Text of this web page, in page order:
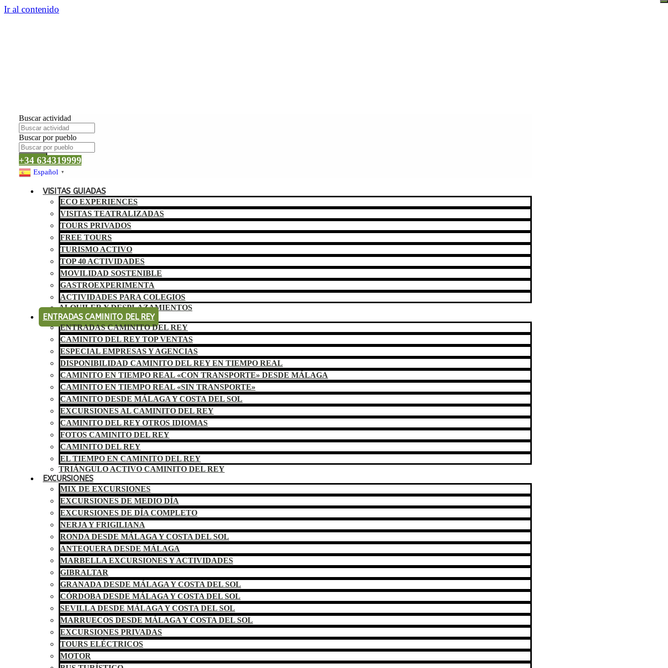
Ir al contenido
Buscar actividad
Buscar por pueblo
Buscar
+34 634319999
Español ▼
VISITAS GUIADAS
ECO EXPERIENCES
VISITAS TEATRALIZADAS
TOURS PRIVADOS
FREE TOURS
TURISMO ACTIVO
TOP 40 ACTIVIDADES
MOVILIDAD SOSTENIBLE
GASTROEXPERIMENTA
ACTIVIDADES PARA COLEGIOS
ALQUILER Y DESPLAZAMIENTOS
ENTRADAS CAMINITO DEL REY
ENTRADAS CAMINITO DEL REY
CAMINITO DEL REY TOP VENTAS
ESPECIAL EMPRESAS Y AGENCIAS
DISPONIBILIDAD CAMINITO DEL REY EN TIEMPO REAL
CAMINITO EN TIEMPO REAL «CON TRANSPORTE» DESDE MÁLAGA
CAMINITO EN TIEMPO REAL «SIN TRANSPORTE»
CAMINITO DESDE MÁLAGA Y COSTA DEL SOL
EXCURSIONES AL CAMINITO DEL REY
CAMINITO DEL REY OTROS IDIOMAS
FOTOS CAMINITO DEL REY
CAMINITO DEL REY
EL TIEMPO EN CAMINITO DEL REY
TRIÁNGULO ACTIVO CAMINITO DEL REY
EXCURSIONES
MIX DE EXCURSIONES
EXCURSIONES DE MEDIO DÍA
EXCURSIONES DE DÍA COMPLETO
NERJA Y FRIGILIANA
RONDA DESDE MÁLAGA Y COSTA DEL SOL
ANTEQUERA DESDE MÁLAGA
MARBELLA EXCURSIONES Y ACTIVIDADES
GIBRALTAR
GRANADA DESDE MÁLAGA Y COSTA DEL SOL
CÓRDOBA DESDE MÁLAGA Y COSTA DEL SOL
SEVILLA DESDE MÁLAGA Y COSTA DEL SOL
MARRUECOS DESDE MÁLAGA Y COSTA DEL SOL
EXCURSIONES PRIVADAS
TOURS ELÉCTRICOS
MOTOR